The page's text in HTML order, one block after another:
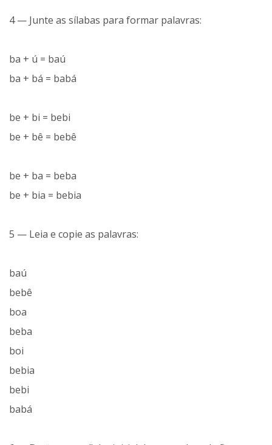
4 — Junte as sílabas para formar palavras:
ba + ú = baú
ba + bá = babá
be + bi = bebi
be + bê = bebê
be + ba = beba
be + bia = bebia
5 — Leia e copie as palavras:
baú
bebê
boa
beba
boi
bebia
bebi
babá